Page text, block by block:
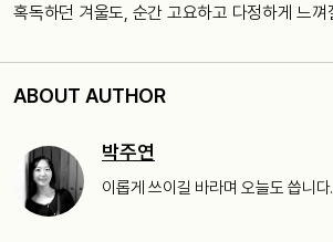
혹독하던 겨울도, 순간 고요하고 다정하게 느껴
ABOUT AUTHOR
박주연
이롭게 쓰이길 바라며 오늘도 씁니